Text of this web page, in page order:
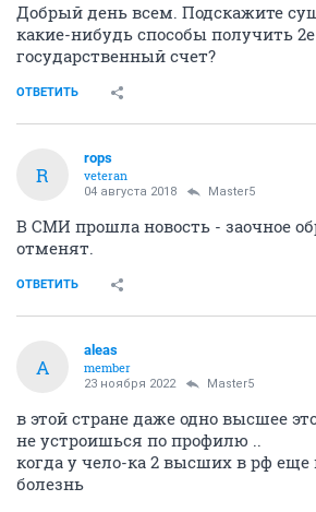
Добрый день всем. Подскажите
какие-нибудь способы получить
государственный счет?
ОТВЕТИТЬ
R
rops
veteran
04 августа 2018 Master5
В СМИ прошла новость - заочное
отменят.
ОТВЕТИТЬ
A
aleas
member
23 ноября 2022 Master5
в этой стране даже одно высшее
не устроишься по профилю ..
когда у чело-ка 2 высших в рф еще
болезнь